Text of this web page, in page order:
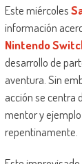
Este miércoles
información
Nintendo
desarrollo de
aventura. Sin
acción se centra
mentor y
repentinamente.